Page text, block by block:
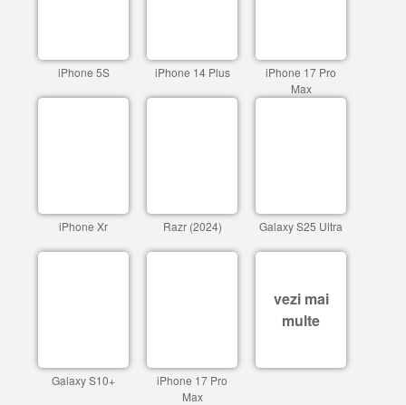
iPhone 5S iPhone 14 Plus
iPhone 17 Pro
Max
iPhone Xr Razr (2024) Galaxy S25 Ultra
Galaxy S10+
iPhone 17 Pro
Max
vezi mai
multe